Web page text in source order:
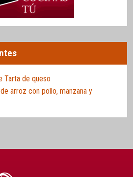
Tarta de queso
de arroz con pollo, manzana y